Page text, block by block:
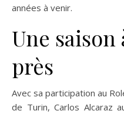
années à venir.
Une
près
Avec sa participation au
de Turin, Carlos Alcaraz